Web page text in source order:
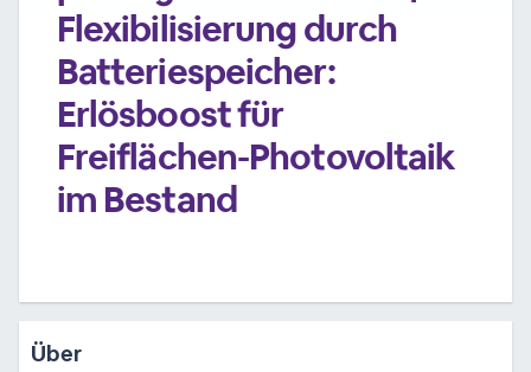
Flexibilisierung durch
Batteriespeicher:
Erlösboost für
Freiflächen-Photovoltaik
im Bestand
Über